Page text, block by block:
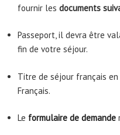
fournir les documents
Passeport, il devra être
fin de votre séjour.
Titre de séjour français
Français.
Le formulaire de demande